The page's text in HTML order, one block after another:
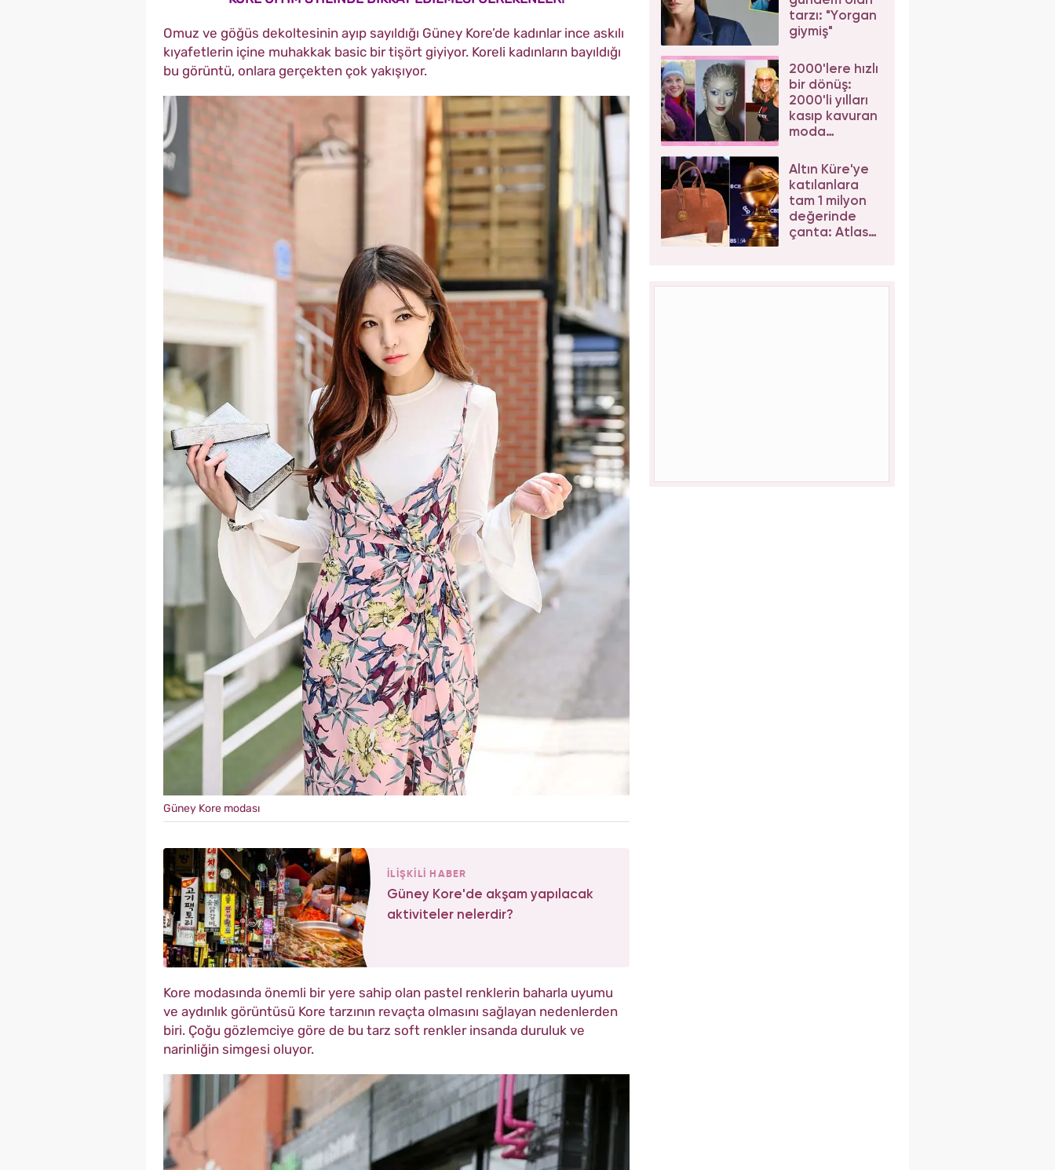
Omuz ve göğüs dekoltesinin ayıp sayıldığı Güney Kore’de kadınlar ince askılı
kıyafetlerin içine muhakkak basic bir tişört giyiyor. Koreli kadınların bayıldığı
bu görüntü, onlara gerçekten çok yakışıyor.
Güney Kore modası
İLİŞKİLİ HABER
Güney Kore'de akşam yapılacak
aktiviteler nelerdir?
Kore modasında önemli bir yere sahip olan pastel renklerin baharla uyumu
ve aydınlık görüntüsü Kore tarzının revaçta olmasını sağlayan nedenlerden
biri. Çoğu gözlemciye göre de bu tarz soft renkler insanda duruluk ve
narinliğin simgesi oluyor.
tarzı: "Yorgan
giymiş"
2000'lere hızlı
bir dönüş:
2000'li yılları
kasıp kavuran
moda
Altın Küre'ye
katılanlara
tam 1 milyon
değerinde
çanta: Atlas